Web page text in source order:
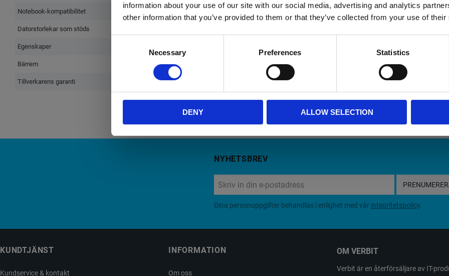
information about your use of our site with our social media, advertising and analytics
other information that you’ve provided to them or that they’ve collected from your use of
Necessary Preferences Statistics
DENY ALLOW SELECTION
Notebook-kompatibilitet
Datorstorlekar som stöds
Egenskaper
Bärrem Bärhandtag högst upp,avtagbar/
Tillverkarens garanti Begränsad livstidsgaranti
NYHETSBREV
Dina personuppgifter behandlas i enlighet med vår integritetspolicy.
KUNDTJÄNST
Kundservice & kontakt
INFORMATION
Om oss
OM VERBIT
Verbit är en återförsäljare av IT-